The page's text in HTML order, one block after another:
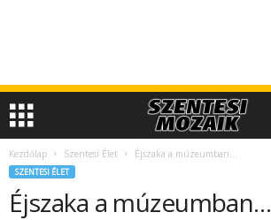
Kezdőlap Szentesi Élet Éjszaka a múzeumban…
SZENTESI ÉLET
Éjszaka a múzeumban…